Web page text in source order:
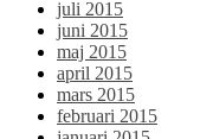
juli 2015
juni 2015
maj 2015
april 2015
mars 2015
februari 2015